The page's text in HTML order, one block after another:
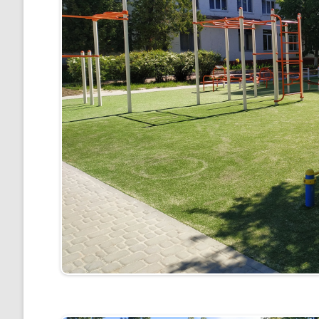
”НА ШЛЯХУ ДО ШКОЛИ
ДЕМОКРАТІЇ”
ПІДВИЩЕННЯ КВАЛІФІКАЦІЇ
ПЕДАГОГІВ
ВИБІР ПІДРУЧНИКІВ
ПОРЯДОК ЗАРАХУВАННЯ ДО
ЛІЦЕЮ/НАЯВНІСТЬ ВІЛЬНИХ
МІСЦЬ/ІНДИВІДУАЛЬНА
НАВЧАННЯ